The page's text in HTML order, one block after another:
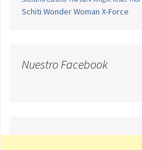
Schiti Wonder Woman X-Force
Nuestro Facebook